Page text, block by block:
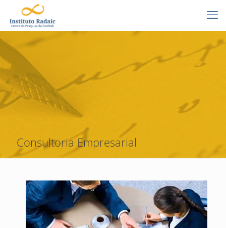
Consultoria Empresarial